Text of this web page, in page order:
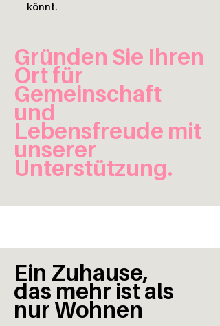
könnt.
Gründen Sie Ihren
Ort für
Gemeinschaft
und
Lebensfreude mit
unserer
Unterstützung.
Ein Zuhause,
das mehr ist als
nur Wohnen